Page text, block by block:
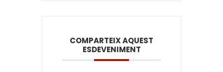
COMPARTEIX AQUEST
ESDEVENIMENT